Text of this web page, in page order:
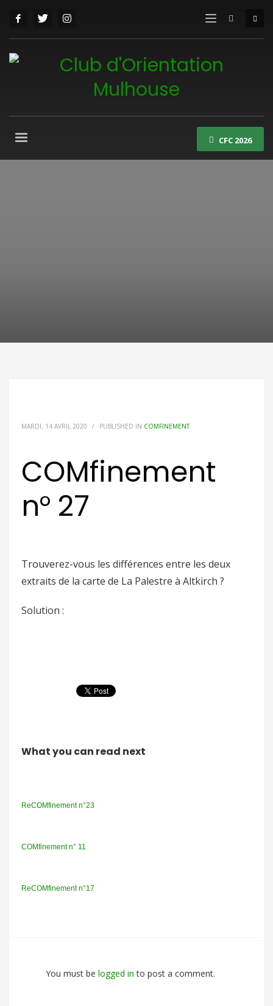
CFC 2026
MARDI, 14 AVRIL 2020 / PUBLISHED IN COMFINEMENT
COMfinement
n° 27
Trouverez-vous les différences entre les deux
extraits de la carte de La Palestre à Altkirch ?
Solution :
What you can read next
ReCOMfinement n°23
COMfinement n° 11
ReCOMfinement n°17
You must be logged into post a comment.